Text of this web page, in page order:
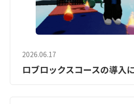
2026.06.17
ロブロックスコースの導入